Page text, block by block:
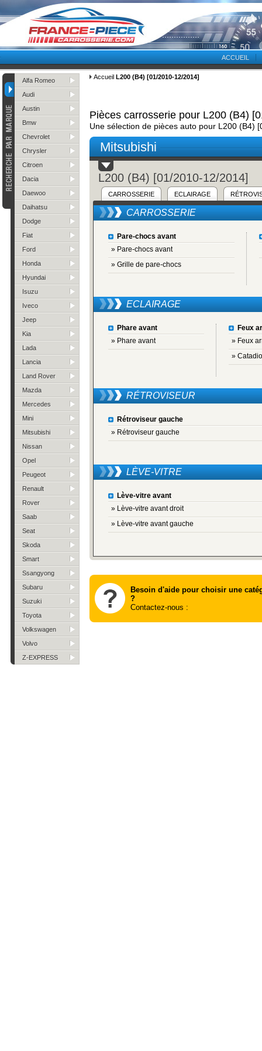
ACCUEIL
Alfa Romeo
Audi
Austin
Bmw
Chevrolet
Chrysler
Citroen
Dacia
Daewoo
Daihatsu
Dodge
Fiat
Ford
Honda
Hyundai
Isuzu
Iveco
Jeep
Kia
Lada
Lancia
Land Rover
Mazda
Mercedes
Mini
Mitsubishi
Nissan
Opel
Peugeot
Renault
Rover
Saab
Seat
Skoda
Smart
Ssangyong
Subaru
Suzuki
Toyota
Volkswagen
Volvo
Z-EXPRESS
Accueil L200 (B4) [01/2010-12/2014]
Pièces carrosserie pour L200 (B4)
Une sélection de pièces auto pour L200 (B4)
Mitsubishi
L200 (B4) [01/2010-12/2014]
CARROSSERIE ECLAIRAGE
CARROSSERIE
Pare-chocs avant
» Pare-chocs avant
» Grille de pare-chocs
ECLAIRAGE
Phare avant
» Phare avant
Feux
» Feux
»
RÉTROVISEUR
Rétroviseur gauche
» Rétroviseur gauche
LÈVE-VITRE
Lève-vitre avant
» Lève-vitre avant droit
» Lève-vitre avant gauche
Besoin d'aide pour choisir une
?
Contactez-nous :